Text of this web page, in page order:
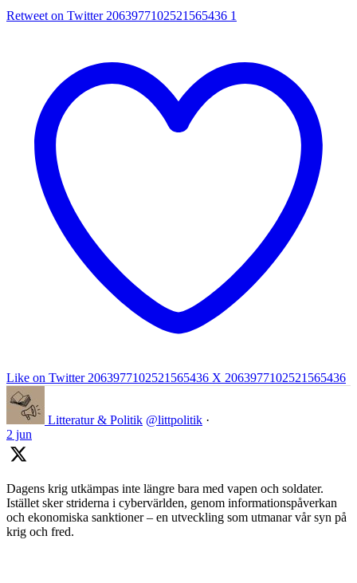
Retweet on Twitter 2063977102521565436 1
Like on Twitter 2063977102521565436 X 2063977102521565436
Litteratur & Politik @littpolitik ·
2 jun
Dagens krig utkämpas inte längre bara med vapen och soldater.
Istället sker striderna i cybervärlden, genom informationspåverkan
och ekonomiska sanktioner – en utveckling som utmanar vår syn på
krig och fred.